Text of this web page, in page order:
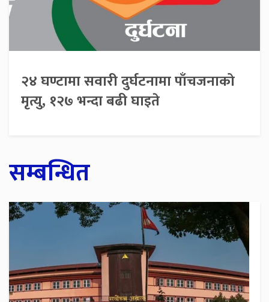
२४ घण्टामा सवारी दुर्घटनामा पाँचजनाको
मृत्यु, १२७ भन्दा बढी घाइते
सम्बन्धित